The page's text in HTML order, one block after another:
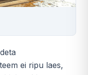
ei ripu laes,